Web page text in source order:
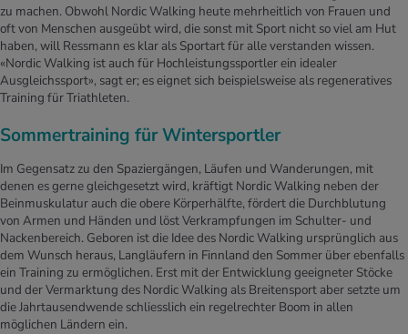
zu machen. Obwohl Nordic Walking heute mehrheitlich von Frauen und
oft von Menschen ausgeübt wird, die sonst mit Sport nicht so viel am Hut
haben, will Ressmann es klar als Sportart für alle verstanden wissen.
«Nordic Walking ist auch für Hochleistungssportler ein idealer
Ausgleichssport», sagt er; es eignet sich beispielsweise als regeneratives
Training für Triathleten.
Sommertraining für Wintersportler
Im Gegensatz zu den Spaziergängen, Läufen und Wanderungen, mit
denen es gerne gleichgesetzt wird, kräftigt Nordic Walking neben der
Beinmuskulatur auch die obere Körperhälfte, fördert die Durchblutung
von Armen und Händen und löst Verkrampfungen im Schulter- und
Nackenbereich. Geboren ist die Idee des Nordic Walking ursprünglich aus
dem Wunsch heraus, Langläufern in Finnland den Sommer über ebenfalls
ein Training zu ermöglichen. Erst mit der Entwicklung geeigneter Stöcke
und der Vermarktung des Nordic Walking als Breitensport aber setzte um
die Jahrtausendwende schliesslich ein regelrechter Boom in allen
möglichen Ländern ein.